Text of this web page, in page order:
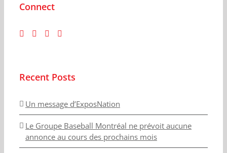
Connect
Recent Posts
Un message d’ExposNation
Le Groupe Baseball Montréal ne prévoit aucune
annonce au cours des prochains mois